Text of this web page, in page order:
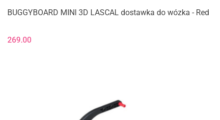
BUGGYBOARD MINI 3D LASCAL dostawka do wózka - Red
269.00